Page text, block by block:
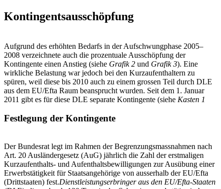
Kontingentsausschöpfung
Aufgrund des erhöhten Bedarfs in der Aufschwungphase 2005–
2008 verzeichnete auch die prozentuale Ausschöpfung der
Kontingente einen Anstieg (siehe Grafik 2 und Grafik 3). Eine
wirkliche Belastung war jedoch bei den Kurzaufenthaltern zu
spüren, weil diese bis 2010 auch zu einem grossen Teil durch DLE
aus dem EU/Efta Raum beansprucht wurden. Seit dem 1. Januar
2011 gibt es für diese DLE separate Kontingente (siehe Kasten 1
Festlegung der Kontingente
Der Bundesrat legt im Rahmen der Begrenzungsmassnahmen nach
Art. 20 Ausländergesetz (AuG) jährlich die Zahl der erstmaligen
Kurzaufenthalts- und Aufenthaltsbewilligungen zur Ausübung einer
Erwerbstätigkeit für Staatsangehörige von ausserhalb der EU/Efta
(Drittstaaten) fest.Dienstleistungserbringer aus den EU/Efta-Staaten